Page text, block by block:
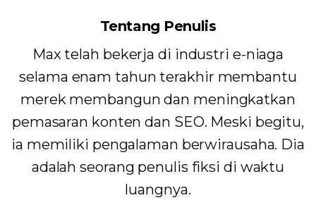
Tentang Penulis
Max telah bekerja di industri e-niaga
selama enam tahun terakhir membantu
merek membangun dan meningkatkan
pemasaran konten dan SEO. Meski begitu,
ia memiliki pengalaman berwirausaha. Dia
adalah seorang penulis fiksi di waktu
luangnya.